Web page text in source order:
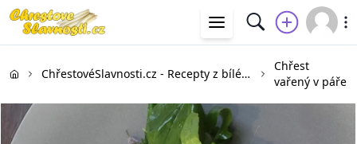
ChřestovéSlavnosti.cz - Recepty z bílého a zeleného chřestu
Chřest
vařený v páře